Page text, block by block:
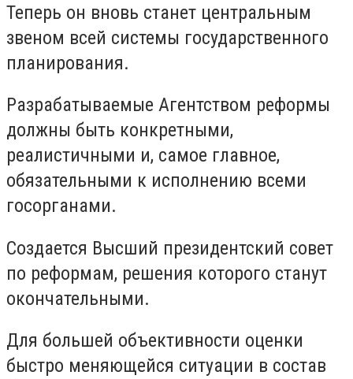
Теперь он вновь станет центральным
звеном всей системы государственного
планирования.
Разрабатываемые Агентством реформы
должны быть конкретными,
реалистичными и, самое главное,
обязательными к исполнению всеми
госорганами.
Создается Высший президентский совет
по реформам, решения которого станут
окончательными.
Для большей объективности оценки
быстро меняющейся ситуации в состав